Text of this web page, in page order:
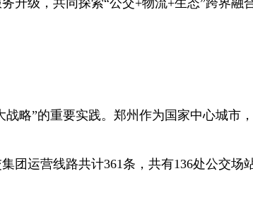
略”的重要实践。郑州作为国家中心城市
团运营线路共计361条，共有136处公交场